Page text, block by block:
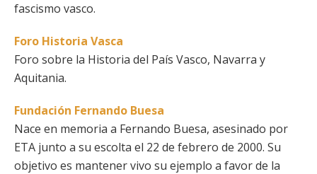
fascismo vasco.
Foro Historia Vasca
Foro sobre la Historia del País Vasco, Navarra y
Aquitania.
Fundación Fernando Buesa
Nace en memoria a Fernando Buesa, asesinado por
ETA junto a su escolta el 22 de febrero de 2000. Su
objetivo es mantener vivo su ejemplo a favor de la